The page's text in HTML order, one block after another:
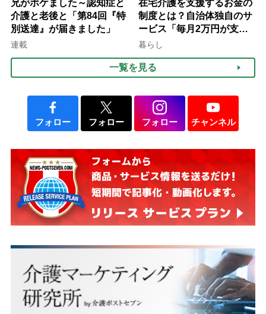
兄がボケました～認知症と
介護と老後と「第84回『特
別送達』が届きました」
連載
在宅介護を支援するお金の
制度とは？自治体独自のサ
ービス「毎月2万円が支給
される」ケースも【FP解
暮らし
一覧を見る
フォロー フォロー フォロー チャンネル